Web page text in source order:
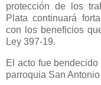
protección de los
Plata continuará
con los beneficios
Ley 397-19.
El acto fue
parroquia San